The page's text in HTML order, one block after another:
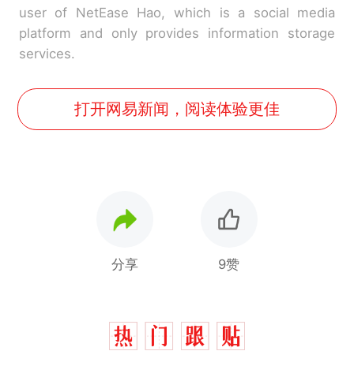
user of NetEase Hao, which is a social media
platform and only provides information storage
services.
打开网易新闻，阅读体验更佳
分享 9赞
热
那个在床头放菜刀的女孩，